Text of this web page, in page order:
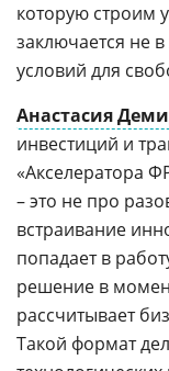
которую строим
заключается не
условий для
Анастасия
инвестиций и
«Акселератора
– это не про
встраивание
попадает в
решение в
рассчитывает
Такой формат